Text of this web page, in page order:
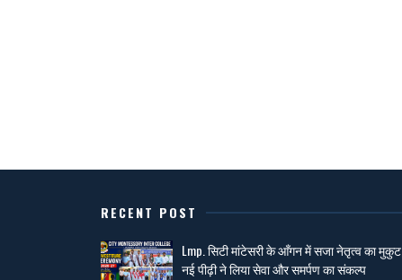
RECENT POST
Lmp. सिटी मांटेसरी के आँगन में सजा नेतृत्व का मुकुट,
नई पीढ़ी ने लिया सेवा और समर्पण का संकल्प